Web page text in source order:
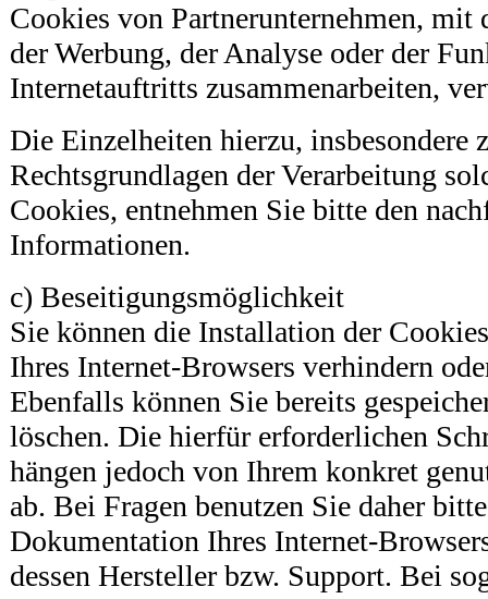
Cookies von Partnerunternehmen, mit
der Werbung, der Analyse oder der
Internetauftritts zusammenarbeiten,
Die Einzelheiten hierzu, insbesondere
Rechtsgrundlagen der Verarbeitung
Cookies, entnehmen Sie bitte den
Informationen.
c) Beseitigungsmöglichkeit
Sie können die Installation der
Ihres Internet-Browsers verhindern
Ebenfalls können Sie bereits
löschen. Die hierfür erforderlichen
hängen jedoch von Ihrem konkret
ab. Bei Fragen benutzen Sie daher
Dokumentation Ihres Internet-
dessen Hersteller bzw. Support. Bei